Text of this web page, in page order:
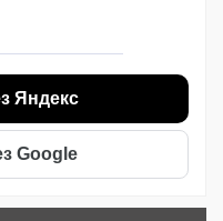
Яндекс
Google